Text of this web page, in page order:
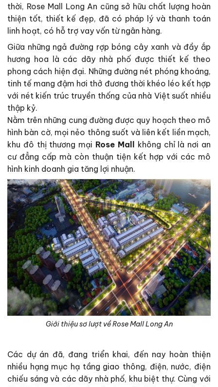
thời, Rose Mall Long An cũng sở hữu chất lượng hoàn
thiện tốt, thiết kế đẹp, đã có pháp lý và thanh toán
linh hoạt, có hỗ trợ vay vốn từ ngân hàng.
Giữa những ngả đường rợp bóng cây xanh và đầy ắp
hương hoa là các dãy nhà phố được thiết kế theo
phong cách hiện đại. Những đường nét phóng khoáng,
tinh tế mang đậm hơi thở đương thời khéo léo kết hợp
với nét kiến trúc truyền thống của nhà Việt suốt nhiều
thập kỷ.
Nằm trên những cung đường được quy hoạch theo mô
hình bàn cờ, mọi nẻo thông suốt và liên kết liền mạch,
khu đô thị thương mại Rose Mall
không chỉ là nơi an
cư đẳng cấp mà còn thuận tiện kết hợp với các mô
hình kinh doanh gia tăng lợi nhuận.
Giới thiệu sơ lượt về Rose Mall Long An
Các dự án đã, đang triển khai, đến nay hoàn thiện
nhiều hạng mục hạ tầng giao thông, điện, nước, điện
chiếu sáng và các dãy nhà phố, khu biệt thự. Cùng với